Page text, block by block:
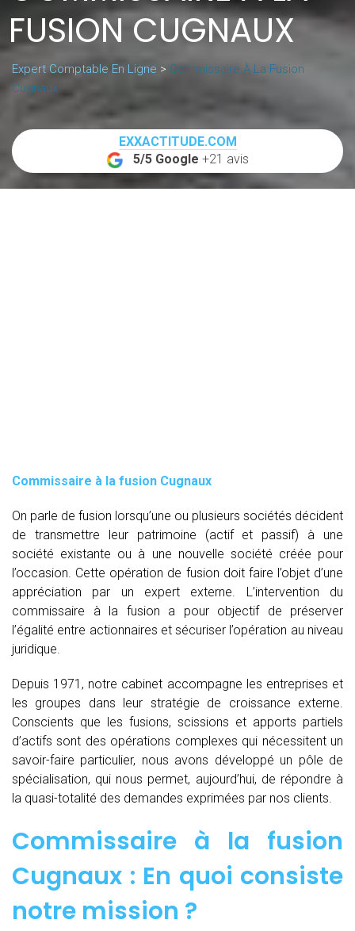
FUSION CUGNAUX
Expert Comptable En Ligne > Commissaire À La Fusion
Cugnaux
EXXACTITUDE.COM
5/5 Google +21 avis
Commissaire à la fusion Cugnaux
On parle de fusion lorsqu’une ou plusieurs sociétés décident
de transmettre leur patrimoine (actif et passif) à une
société existante ou à une nouvelle société créée pour
l’occasion. Cette opération de fusion doit faire l’objet d’une
appréciation par un expert externe. L’intervention du
commissaire à la fusion
a pour objectif de préserver
l’égalité entre actionnaires et sécuriser l’opération au niveau
juridique.
Depuis 1971, notre cabinet accompagne les entreprises et
les groupes dans leur stratégie de croissance externe.
Conscients que les fusions, scissions et apports partiels
d’actifs sont des opérations complexes qui nécessitent un
savoir-faire particulier, nous avons développé un pôle de
spécialisation, qui nous permet, aujourd’hui, de répondre à
la quasi-totalité des demandes exprimées par nos clients.
Commissaire à la fusion
Cugnaux : En quoi consiste
notre mission ?